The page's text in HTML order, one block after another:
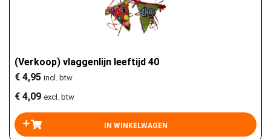
(Verkoop) vlaggenlijn leeftijd 40
€ 4,95 incl. btw
€ 4,09 excl. btw